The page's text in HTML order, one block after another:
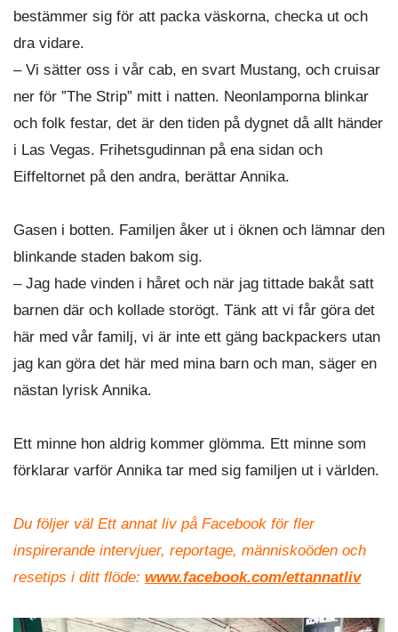
bestämmer sig för att packa väskorna, checka ut och
dra vidare.
– Vi sätter oss i vår cab, en svart Mustang, och cruisar
ner för ”The Strip” mitt i natten. Neonlamporna blinkar
och folk festar, det är den tiden på dygnet då allt händer
i Las Vegas. Frihetsgudinnan på ena sidan och
Eiffeltornet på den andra, berättar Annika.
Gasen i botten. Familjen åker ut i öknen och lämnar den
blinkande staden bakom sig.
– Jag hade vinden i håret och när jag tittade bakåt satt
barnen där och kollade storögt. Tänk att vi får göra det
här med vår familj, vi är inte ett gäng backpackers utan
jag kan göra det här med mina barn och man, säger en
nästan lyrisk Annika.
Ett minne hon aldrig kommer glömma. Ett minne som
förklarar varför Annika tar med sig familjen ut i världen.
Du följer väl Ett annat liv på Facebook för fler
inspirerande intervjuer, reportage, människoöden och
resetips i ditt flöde: www.facebook.com/ettannatliv